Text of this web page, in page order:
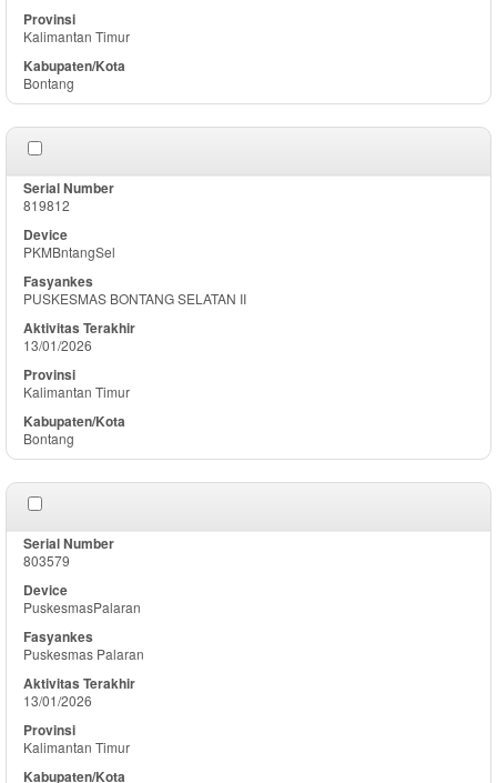
Kalimantan Timur
Bontang
819812
PKMBntangSel
PUSKESMAS BONTANG SELATAN II
13/01/2026
Kalimantan Timur
Bontang
803579
PuskesmasPalaran
Puskesmas Palaran
13/01/2026
Kalimantan Timur